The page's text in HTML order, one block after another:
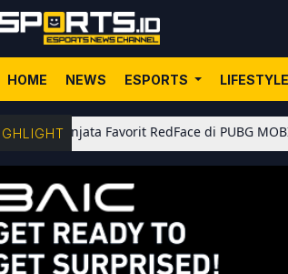
HOME NEWS ESPORTS LIFESTYLE
Favorit RedFace di PUBG MOBILE: Dari